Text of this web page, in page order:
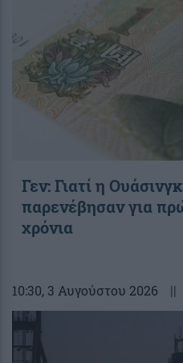
Γεν: Γιατί η
παρενέβησαν για
χρόνια
10:30, 3 Αυγούστου 2026 ||